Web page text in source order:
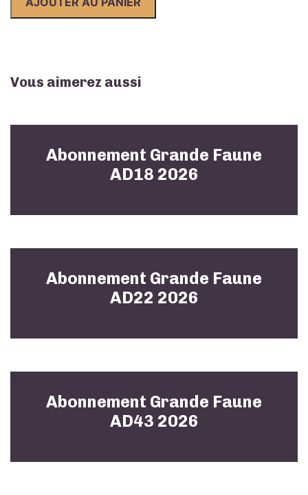
Faune
Vous aimerez aussi
Abonnement Grande Faune
AD18 2026
Abonnement Grande Faune
AD22 2026
Abonnement Grande Faune
AD43 2026